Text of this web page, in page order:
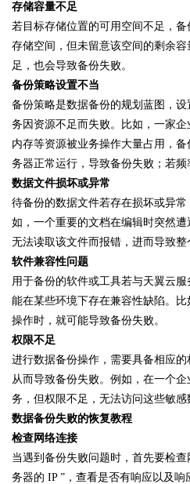
ar
d
存储容量不足
若目标存储位置的可用空间不足，
存储空间，但未留意该空间的剩余
足，也会导致备份失败。
备份策略设置不当
备份策略是数据备份的规划蓝图，
务因资源不足而失败。比如，一家
内存等资源被业务操作大量占用，
务器正常运行，导致备份失败；若
数据文件损坏或异常
待备份的数据文件若存在损坏或异
如，一个重要的文档在编辑时突然
无法读取该文件而报错，进而导致整
软件兼容性问题
用于备份的软件或工具若与天翼云
能在某些环境下存在兼容性缺陷。
操作时，就可能导致备份失败。
权限不足
进行数据备份操作，需要具备相应
从而导致备份失败。例如，在一个
务，但权限不足，无法访问这些敏
数据备份失败的恢复教程
检查网络连接
当遇到备份失败问题时，首先要检
务器的 IP ”，查看是否有响应以及